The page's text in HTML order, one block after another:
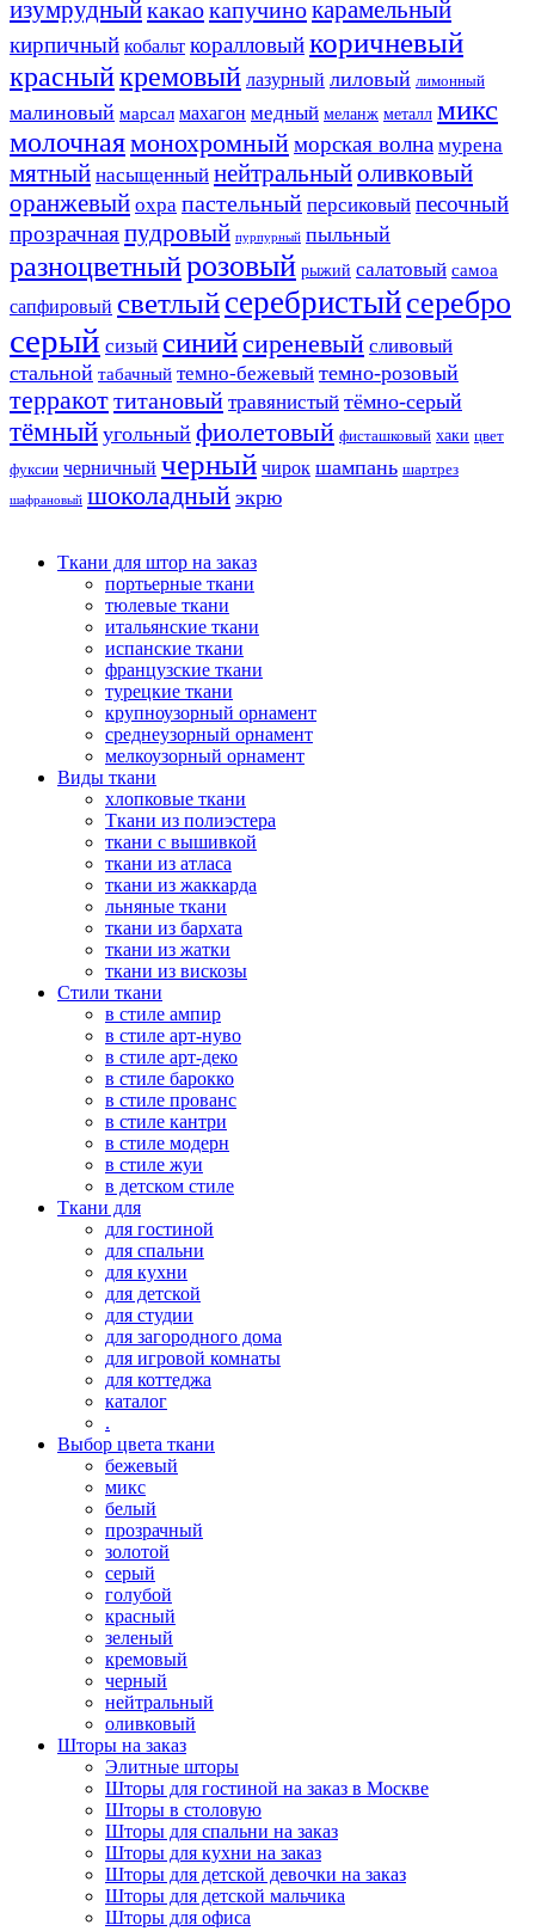
изумрудныйкакаокапучинокарамельный
кирпичный кобальт коралловыйкоричневый
красныйкремовый лазурный лиловый лимонный
малиновый марсал махагон медный меланж металл микс
молочнаямонохромныйморская волна мурена
мятный насыщенный нейтральныйоливковый
оранжевый охра пастельный персиковый песочный
прозрачнаяпудровый пурпурный пыльный
разноцветныйрозовый рыжий салатовый самоа
сапфировый светлыйсеребристыйсеребро
серый сизый синийсиреневый сливовый
стальной табачный темно-бежевый темно-розовый
терракоттитановый травянистый тёмно-серый
тёмный угольный фиолетовый фисташковый хаки цвет
фуксии черничный черный чирок шампань шартрез
шафрановый шоколадный экрю
Ткани для штор на заказ
портьерные ткани
тюлевые ткани
итальянские ткани
испанские ткани
французские ткани
турецкие ткани
крупноузорный орнамент
среднеузорный орнамент
мелкоузорный орнамент
Виды ткани
хлопковые ткани
Ткани из полиэстера
ткани с вышивкой
ткани из атласа
ткани из жаккарда
льняные ткани
ткани из бархата
ткани из жатки
ткани из вискозы
Стили ткани
в стиле ампир
в стиле арт-нуво
в стиле арт-деко
в стиле барокко
в стиле прованс
в стиле кантри
в стиле модерн
в стиле жуи
в детском стиле
Ткани для
для гостиной
для спальни
для кухни
для детской
для студии
для загородного дома
для игровой комнаты
для коттеджа
каталог
.
Выбор цвета ткани
бежевый
микс
белый
прозрачный
золотой
серый
голубой
красный
зеленый
кремовый
черный
нейтральный
оливковый
Шторы на заказ
Элитные шторы
Шторы для гостиной на заказ в Москве
Шторы в столовую
Шторы для спальни на заказ
Шторы для кухни на заказ
Шторы для детской девочки на заказ
Шторы для детской мальчика
Шторы для офиса